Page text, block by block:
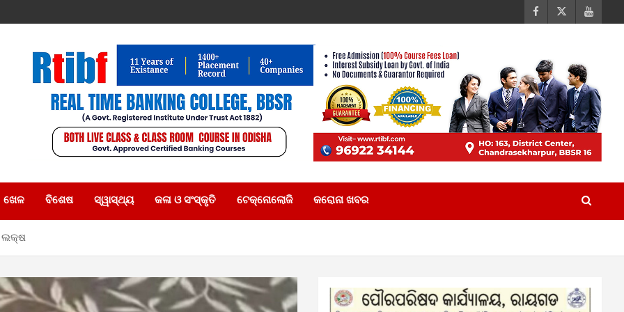
ଖେଳ ବିଶେଷ ସ୍ୱାସ୍ଥ୍ୟ କଳା ଓ ସଂସ୍କୃତି ଟେକ୍ନୋଲୋଜି କରୋନା ଖବର
ଲକ୍ଷ